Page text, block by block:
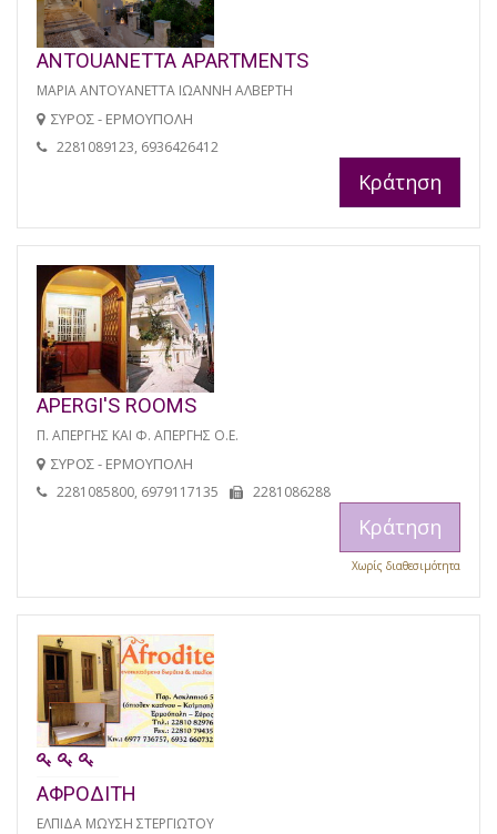
ANTOUANETTA APARTMENTS
ΜΑΡΙΑ ΑΝΤΟΥΑΝΕΤΤΑ ΙΩΑΝΝΗ ΑΛΒΕΡΤΗ
ΣΥΡΟΣ - ΕΡΜΟΥΠΟΛΗ
2281089123, 6936426412
Κράτηση
APERGI'S ROOMS
Π. ΑΠΕΡΓΗΣ ΚΑΙ Φ. ΑΠΕΡΓΗΣ Ο.Ε.
ΣΥΡΟΣ - ΕΡΜΟΥΠΟΛΗ
2281085800, 6979117135 2281086288
Κράτηση
Χωρίς διαθεσιμότητα
ΑΦΡΟΔΙΤΗ
ΕΛΠΙΔΑ ΜΩΥΣΗ ΣΤΕΡΓΙΩΤΟΥ